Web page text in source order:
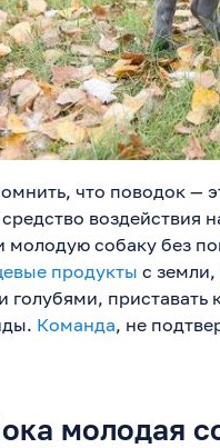
что поводок —
воздействия
молодую собаку без
продукты с земли,
голубями,
Команда, не
молодая